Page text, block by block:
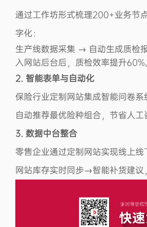
通过工作坊形式梳理200+业务节
字化：
生产线数据采集 → 自动生成质检
入网站后台后，质检效率提升60%。
2. 智能表单与自动化
保险行业定制网站集成智能问卷
自动推荐最优险种组合，节省人工
3. 数据中台整合
零售企业通过定制网站实现线上
网站库存实时同步→智能补货建议